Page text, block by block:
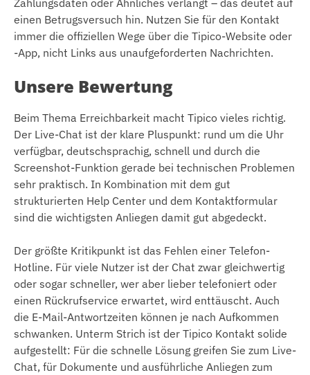
einen Betrugsversuch hin. Nutzen Sie für den Kontakt
immer die offiziellen Wege über die Tipico-Website oder
-App, nicht Links aus unaufgeforderten Nachrichten.
Unsere Bewertung
Beim Thema Erreichbarkeit macht Tipico vieles richtig.
Der Live-Chat ist der klare Pluspunkt: rund um die Uhr
verfügbar, deutschsprachig, schnell und durch die
Screenshot-Funktion gerade bei technischen Problemen
sehr praktisch. In Kombination mit dem gut
strukturierten Help Center und dem Kontaktformular
sind die wichtigsten Anliegen damit gut abgedeckt.
Der größte Kritikpunkt ist das Fehlen einer Telefon-
Hotline. Für viele Nutzer ist der Chat zwar gleichwertig
oder sogar schneller, wer aber lieber telefoniert oder
einen Rückrufservice erwartet, wird enttäuscht. Auch
die E-Mail-Antwortzeiten können je nach Aufkommen
schwanken. Unterm Strich ist der Tipico Kontakt solide
aufgestellt: Für die schnelle Lösung greifen Sie zum Live-
Chat, für Dokumente und ausführliche Anliegen zum